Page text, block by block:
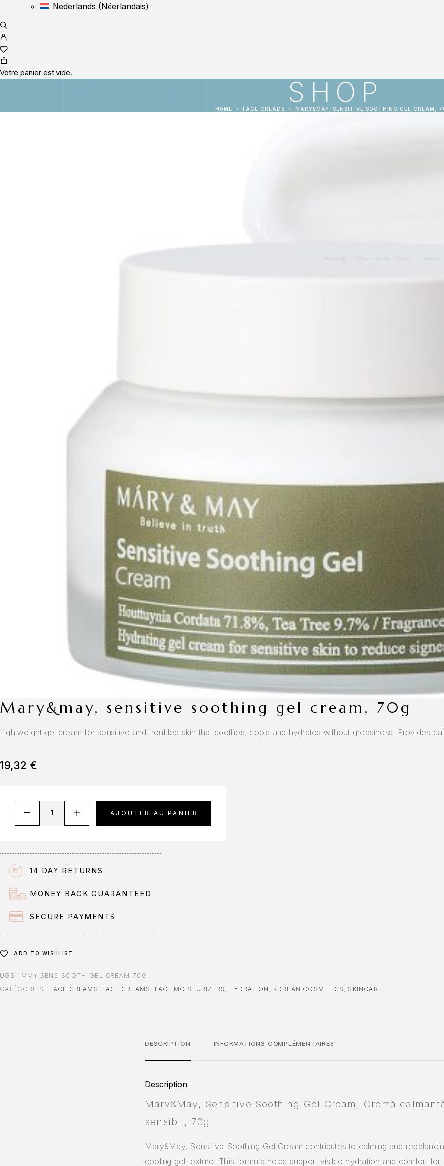
Nederlands (Néerlandais)
Votre panier est vide.
SHOP
HOME FACE CREAMS MARY&MAY, SENSITIVE SOOTHING GEL CREAM,
mary&may, sensitive soothing gel cream, 70g
Lightweight gel cream for sensitive and troubled skin that soothes, cools and hydrates without greasiness. Provides
19,32 €
AJOUTER AU PANIER
r
n
a
t
i
v
:
14 DAY RETURNS
MONEY BACK GUARANTEED
SECURE PAYMENTS
ADD TO WISHLIST
UGS : MMY-SENS-SOOTH-GEL-CREAM-70G
CATÉGORIES : FACE CREAMS FACE CREAMS FACE MOISTURIZERS HYDRATION KOREAN COSMETICS SKINCARE
DESCRIPTION INFORMATIONS COMPLÉMENTAIRES
Description
Mary&May, Sensitive Soothing Gel Cream, Cremă
sensibil, 70g
Mary&May, Sensitive Soothing Gel Cream contributes to calming and
cooling gel texture. This formula helps support visible hydration and comfort